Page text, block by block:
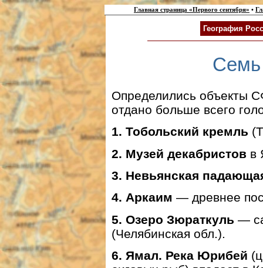
Главная страница «Первого сентября» •
География
Определились объекты
отдано больше всего
1. Тобольский кремль
2. Музей декабристов в
3. Невьянская
4. Аркаим — древнее
5. Озеро Зюраткуль —
(Челябинская обл.).
6. Ямал. Река Юрибей